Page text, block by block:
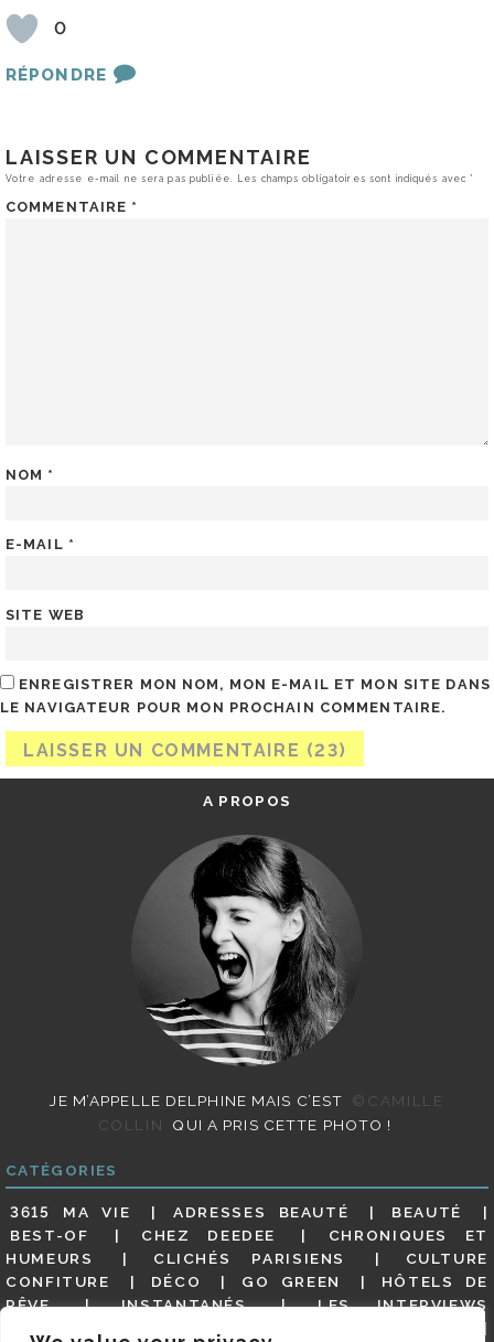
0
RÉPONDRE
LAISSER UN COMMENTAIRE
Votre adresse e-mail ne sera pas publiée. Les champs obligatoires sont indiqués avec*
COMMENTAIRE *
NOM *
E-MAIL *
SITE WEB
ENREGISTRER MON NOM, MON E-MAIL ET MON SITE DANS
LE NAVIGATEUR POUR MON PROCHAIN COMMENTAIRE.
A PROPOS
JE M’APPELLE DELPHINE MAIS C’EST
©CAMILLE
COLLIN
QUI A PRIS CETTE PHOTO !
CATÉGORIES
3615 MA VIE ADRESSES BEAUTÉ
BEAUTÉ
BEST-OF
CHEZ DEEDEE
CHRONIQUES ET
HUMEURS
CLICHÉS PARISIENS
CULTURE
CONFITURE
DÉCO GO GREEN
HÔTELS DE
RÊVE
INSTANTANÉS
LES INTERVIEWS